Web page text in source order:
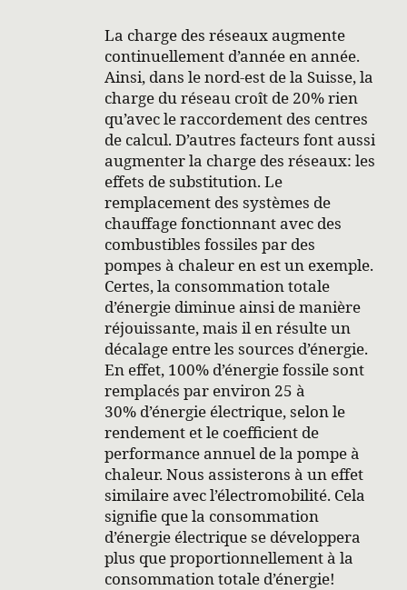
La charge des réseaux augmente
continuellement d’année en année.
Ainsi, dans le nord-est de la Suisse, la
charge du réseau croît de 20% rien
qu’avec le raccordement des centres
de calcul. D’autres facteurs font aussi
augmenter la charge des réseaux: les
effets de substitution. Le
remplacement des systèmes de
chauffage fonctionnant avec des
combustibles fossiles par des
pompes à chaleur en est un exemple.
Certes, la consommation totale
d’énergie diminue ainsi de manière
réjouissante, mais il en résulte un
décalage entre les sources d’énergie.
En effet, 100% d’énergie fossile sont
remplacés par environ 25 à
30% d’énergie électrique, selon le
rendement et le coefficient de
performance annuel de la pompe à
chaleur. Nous assisterons à un effet
similaire avec l’électromobilité. Cela
signifie que la consommation
d’énergie électrique se développera
plus que proportionnellement à la
consommation totale d’énergie!